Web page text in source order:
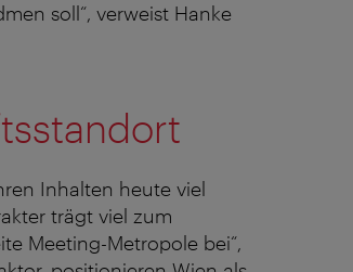
soll“, verweist Hanke
Inhalten heute viel
trägt viel zum
Meeting-Metropole bei“,